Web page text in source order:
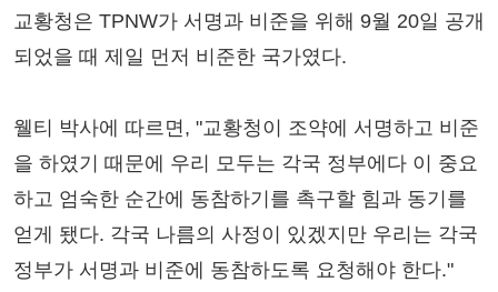
교황청은 TPNW가 서명과 비준을 위해 9월 20일 공개
되었을 때 제일 먼저 비준한 국가였다.
웰티 박사에 따르면, "교황청이 조약에 서명하고 비준
을 하였기 때문에 우리 모두는 각국 정부에다 이 중요
하고 엄숙한 순간에 동참하기를 촉구할 힘과 동기를
얻게 됐다. 각국 나름의 사정이 있겠지만 우리는 각국
정부가 서명과 비준에 동참하도록 요청해야 한다."